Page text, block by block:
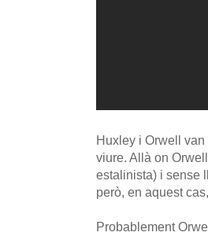
Huxley i Orwell
viure. Allà on
estalinista) i sense
però, en aquest
Probablement